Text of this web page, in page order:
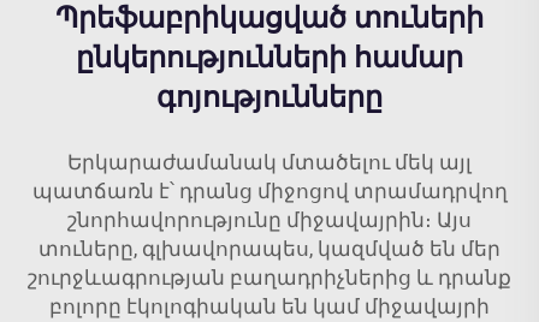
Պրեֆաբրիկացված տուների
ընկերությունների համար
գոյությունները
Երկարաժամանակ մտածելու մեկ այլ
պատճառն է՝ դրանց միջոցով տրամադրվող
շնորհավորությունը միջավայրին։ Այս
տուները, գլխավորապես, կազմված են մեր
շուրջևագրության բաղադրիչներից և դրանք
բոլորը էկոլոգիական են կամ միջավայրի